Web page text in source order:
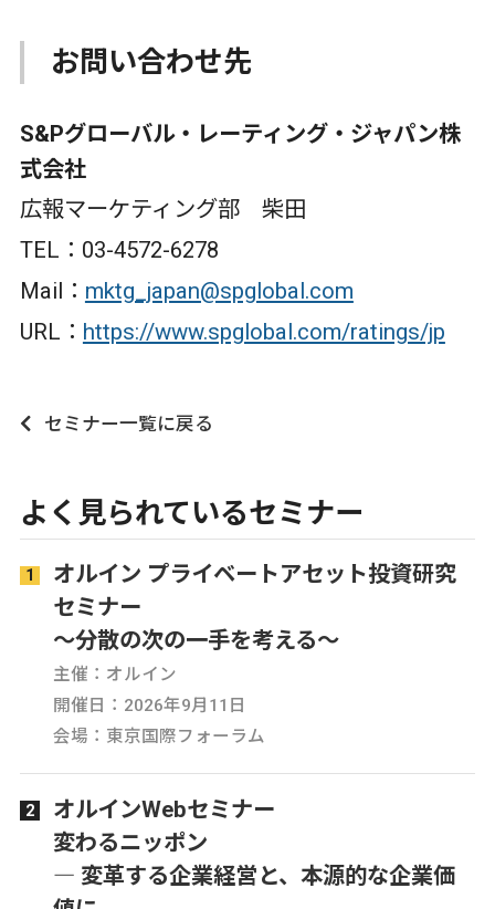
お問い合わせ先
S&Pグローバル・レーティング・ジャパン株
式会社
広報マーケティング部 柴田
TEL：03-4572-6278
Mail： mktg_japan@spglobal.com
URL： https://www.spglobal.com/ratings/jp
セミナー一覧に戻る
よく見られているセミナー
オルイン プライベートアセット投資研究
セミナー
～分散の次の一手を考える～
主催：オルイン
開催日：2026年9月11日
会場：東京国際フォーラム
オルインWebセミナー
変わるニッポン
― 変革する企業経営と、本源的な企業価